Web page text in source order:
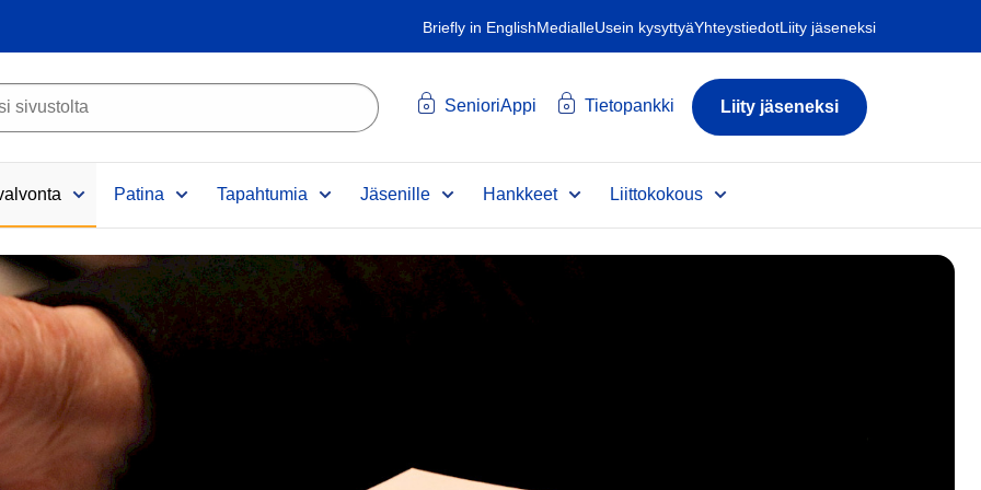
Briefly in EnglishMedialleUsein kysyttyäYhteystiedotLiity jäseneksi
SenioriAppi Tietopankki Liity jäseneksi
Patina Tapahtumia Jäsenille Hankkeet Liittokokous